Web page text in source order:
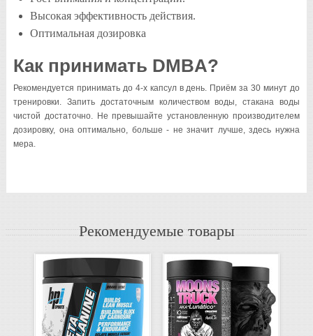
Высокая эффективность действия.
Оптимальная дозировка
Как принимать DMBA?
Рекомендуется принимать до 4-х капсул в день. Приём за 30 минут до
тренировки. Запить достаточным количеством воды, стакана воды
чистой достаточно. Не превышайте установленную производителем
дозировку, она оптимально, больше - не значит лучше, здесь нужна
мера.
Рекомендуемые товары